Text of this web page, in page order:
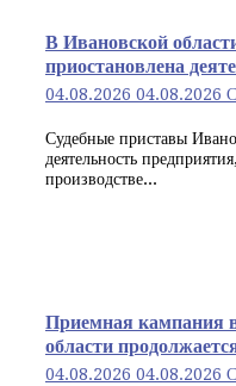
В Ивановской
приостановлена
04.08.2026 04.08.2026
Судебные приставы
деятельность
производстве...
Приемная кампания
области
04.08.2026 04.08.2026